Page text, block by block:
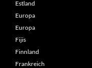
Estland
Europa
Europa
Fijis
Finnland
Frankreich